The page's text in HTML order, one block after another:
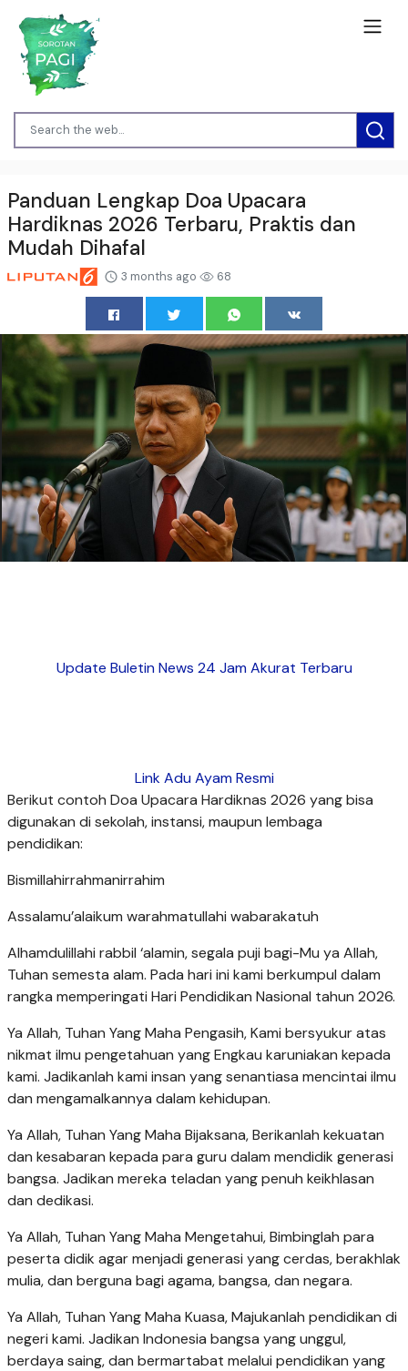
Panduan Lengkap Doa Upacara
Hardiknas 2026 Terbaru, Praktis dan
Mudah Dihafal
3 months ago 68
Update Buletin News 24 Jam Akurat Terbaru
Link Adu Ayam Resmi
Berikut contoh Doa Upacara Hardiknas 2026 yang bisa
digunakan di sekolah, instansi, maupun lembaga
pendidikan:
Bismillahirrahmanirrahim
Assalamu’alaikum warahmatullahi wabarakatuh
Alhamdulillahi rabbil ‘alamin, segala puji bagi-Mu ya Allah,
Tuhan semesta alam. Pada hari ini kami berkumpul dalam
rangka memperingati Hari Pendidikan Nasional tahun 2026.
Ya Allah, Tuhan Yang Maha Pengasih, Kami bersyukur atas
nikmat ilmu pengetahuan yang Engkau karuniakan kepada
kami. Jadikanlah kami insan yang senantiasa mencintai ilmu
dan mengamalkannya dalam kehidupan.
Ya Allah, Tuhan Yang Maha Bijaksana, Berikanlah kekuatan
dan kesabaran kepada para guru dalam mendidik generasi
bangsa. Jadikan mereka teladan yang penuh keikhlasan
dan dedikasi.
Ya Allah, Tuhan Yang Maha Mengetahui, Bimbinglah para
peserta didik agar menjadi generasi yang cerdas, berakhlak
mulia, dan berguna bagi agama, bangsa, dan negara.
Ya Allah, Tuhan Yang Maha Kuasa, Majukanlah pendidikan di
negeri kami. Jadikan Indonesia bangsa yang unggul,
berdaya saing, dan bermartabat melalui pendidikan yang